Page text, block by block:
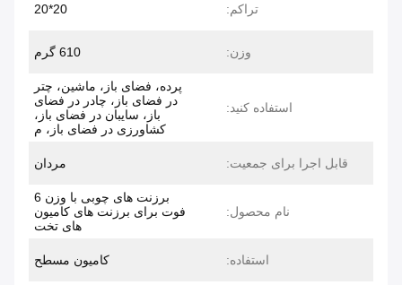
تراکم: 20*20
وزن: 610 گرم
استفاده کنید:
پرده، فضای باز، ماشین، چتر
در فضای باز، چادر در فضای
باز، سایبان در فضای باز،
کشاورزی در فضای باز، م
قابل اجرا برای جمعیت: مردان
نام محصول:
برزنت های چوبی با وزن 6
فوت برای برزنت های کامیون
های تخت
استفاده: کامیون مسطح